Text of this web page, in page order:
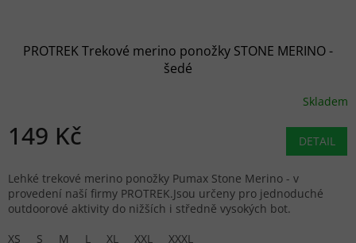
PROTREK Trekové merino ponožky STONE MERINO -
šedé
Skladem
149 Kč DETAIL
Lehké trekové merino ponožky Pumax Stone Merino - v
provedení naší firmy PROTREK.Jsou určeny pro jednoduché
outdoorové aktivity do nižších i středně vysokých bot.
XS
S M L XL XXL XXXL